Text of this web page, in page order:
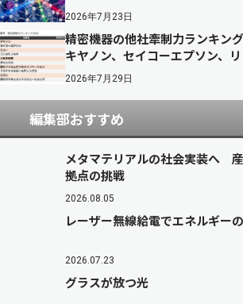
2026年7月23日
精密機器の他社牽制力ランキン
キヤノン、セイコーエプソン、
2026年7月29日
編集部おすすめ
メタマテリアルの社会実装へ
拠点の挑戦
2026.08.05
レーザー無線給電でエネルギー
2026.07.23
グラスが放つ光